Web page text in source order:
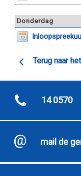
Donderdag
Terug naar
14 0570
mail de